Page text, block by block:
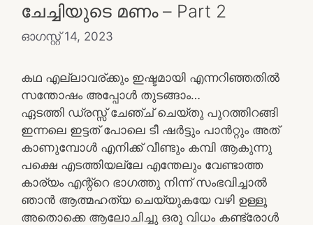
ചേച്ചിയുടെ മണം – Part 2
ഓഗസ്റ്റ്‌ 14, 2023
കഥ എല്ലാവര്ക്കും ഇഷ്ടമായി എന്നറിഞ്ഞതിൽ
സന്തോഷം അപ്പോൾ തുടങ്ങാം…
ഏടത്തി ഡ്രസ്സ് ചേഞ്ച് ചെയ്തു പുറത്തിറങ്ങി
ഇന്നലെ ഇട്ടത് പോലെ ടീ ഷർട്ടും പാൻറ്റും അത്
കാണുമ്പോൾ എനിക്ക് വീണ്ടും കമ്പി ആകുന്നു
പക്ഷെ എടത്തിയല്ലേ എന്തേലും വേണ്ടാത്ത
കാര്യം എന്റ്റെ ഭാഗത്തു നിന്ന് സംഭവിച്ചാൽ
ഞാൻ ആത്മഹത്യ ചെയ്യുകയേ വഴി ഉള്ളൂ
അതൊക്കെ ആലോചിച്ചു ഒരു വിധം കണ്ട്രോൾ